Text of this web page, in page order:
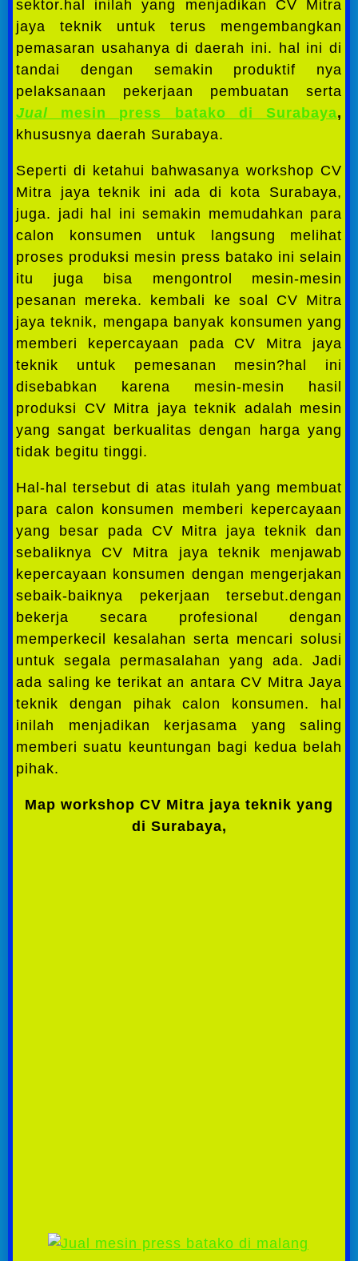
sektor.hal inilah yang menjadikan CV Mitra
jaya teknik untuk terus mengembangkan
pemasaran usahanya di daerah ini. hal ini di
tandai dengan semakin produktif nya
pelaksanaan pekerjaan pembuatan serta
Jual mesin press batako di Surabaya,
khususnya daerah Surabaya.
Seperti di ketahui bahwasanya workshop CV
Mitra jaya teknik ini ada di kota Surabaya,
juga. jadi hal ini semakin memudahkan para
calon konsumen untuk langsung melihat
proses produksi mesin press batako ini selain
itu juga bisa mengontrol mesin-mesin
pesanan mereka. kembali ke soal CV Mitra
jaya teknik, mengapa banyak konsumen yang
memberi kepercayaan pada CV Mitra jaya
teknik untuk pemesanan mesin?hal ini
disebabkan karena mesin-mesin hasil
produksi CV Mitra jaya teknik adalah mesin
yang sangat berkualitas dengan harga yang
tidak begitu tinggi.
Hal-hal tersebut di atas itulah yang membuat
para calon konsumen memberi kepercayaan
yang besar pada CV Mitra jaya teknik dan
sebaliknya CV Mitra jaya teknik menjawab
kepercayaan konsumen dengan mengerjakan
sebaik-baiknya pekerjaan tersebut.dengan
bekerja secara profesional dengan
memperkecil kesalahan serta mencari solusi
untuk segala permasalahan yang ada. Jadi
ada saling ke terikat an antara CV Mitra Jaya
teknik dengan pihak calon konsumen. hal
inilah menjadikan kerjasama yang saling
memberi suatu keuntungan bagi kedua belah
pihak.
Map workshop CV Mitra jaya teknik yang
di Surabaya,